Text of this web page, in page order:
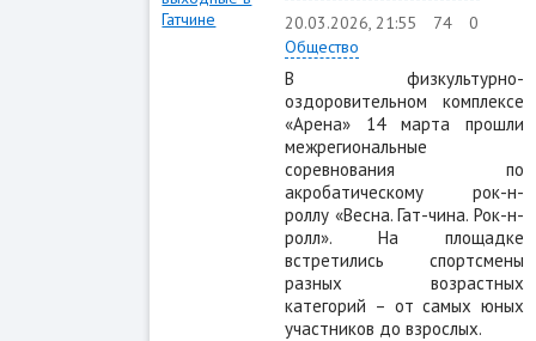
20.03.2026, 21:55 74
0
Общество
В физкультурно-
оздоровительном комплексе
«Арена» 14 марта прошли
межрегиональные
соревнования по
акробатическому рок-н-
роллу «Весна. Гат-чина. Рок-н-
ролл». На площадке
встретились спортсмены
разных возрастных
категорий – от самых юных
участников до взрослых.